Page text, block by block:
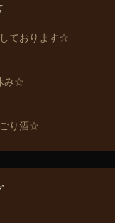
ております☆
み☆
り酒☆